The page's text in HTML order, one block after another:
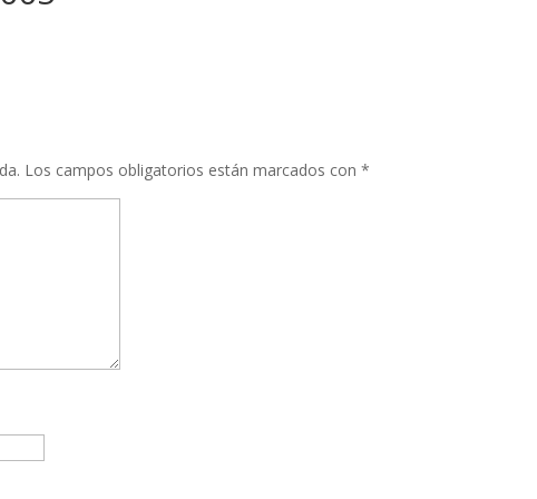
Los campos obligatorios están marcados con*